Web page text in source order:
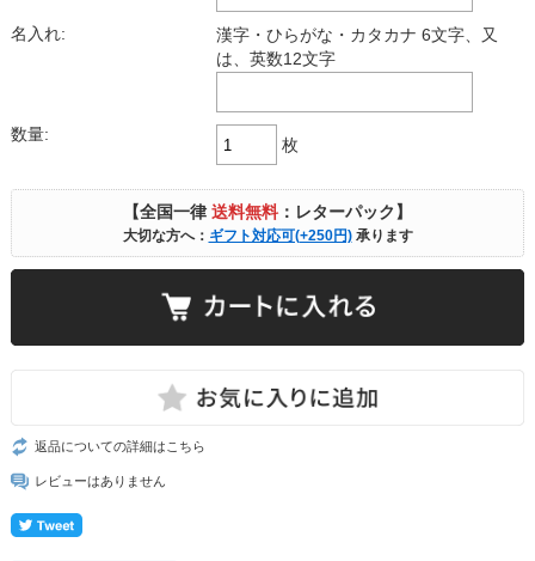
名入れ:
漢字・ひらがな・カタカナ 6文字、又
は、英数12文字
数量:
枚
【全国一律送料無料 ：レターパック】
大切な方へ： ギフト対応可(+250円)承ります
返品についての詳細はこちら
レビューはありません